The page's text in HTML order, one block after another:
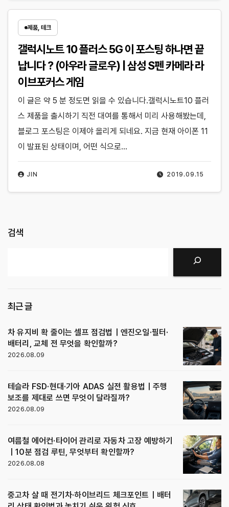
제품, 테크
갤럭시노트 10 플러스 5G 이 포스팅 하나면 끝
납니다 ?️ (아우라 글로우) | 삼성 S펜 카메라 라
이브포커스 게임
2019.09.15
JIN
이 글은 약 5 분 정도면 읽을 수 있습니다.갤럭시노트10 플러
스 제품을 출시하기 직전 대여를 통해서 미리 사용해봤는데,
블로그 포스팅은 이제야 올리게 되네요. 지금 현재 아이폰 11
이 발표된 상태이며, 어떤 식으로…
검색
최근 글
차 유지비 확 줄이는 셀프 점검법｜엔진오일·필터·
배터리, 교체 전 무엇을 확인할까?
2026.08.09
테슬라 FSD·현대·기아 ADAS 실전 활용법｜주행
보조를 제대로 쓰면 무엇이 달라질까?
2026.08.09
여름철 에어컨·타이어 관리로 자동차 고장 예방하기
｜10분 점검 루틴, 무엇부터 확인할까?
2026.08.08
중고차 살 때 전기차·하이브리드 체크포인트｜배터